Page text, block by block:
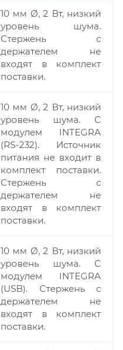
10 мм Ø, 2 Вт, низкий
уровень шума.
Стержень с
держателем не
входят в комплект
поставки.
10 мм Ø, 2 Вт, низкий
уровень шума. С
модулем INTEGRA
(RS-232). Источник
питания не входит в
комплект поставки.
Стержень с
держателем не
входят в комплект
поставки.
10 мм Ø, 2 Вт, низкий
уровень шума. С
модулем INTEGRA
(USB). Стержень с
держателем не
входят в комплект
поставки.